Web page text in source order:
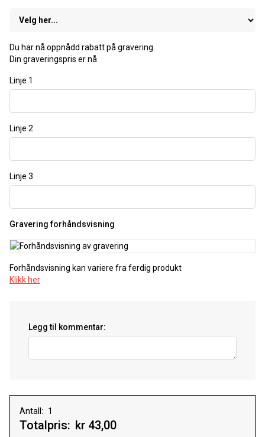
Du har nå oppnådd rabatt på gravering.
Din graveringspris er nå
Linje 1
Linje 2
Linje 3
Gravering forhåndsvisning
Forhåndsvisning kan variere fra ferdig produkt
Klikk her
Legg til kommentar:
Antall:
Totalpris: kr 43,00